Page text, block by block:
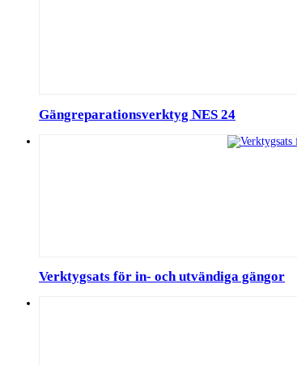
Gängreparationsverktyg NES 24
Verktygsats för in- och utvändiga gängor